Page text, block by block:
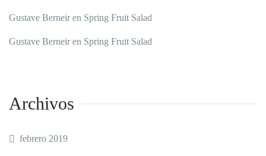
Gustave Berneiren Spring Fruit Salad
Gustave Berneiren Spring Fruit Salad
Archivos
febrero 2019